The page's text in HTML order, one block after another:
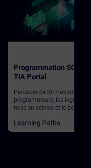
Programmation SCL
TIA Portal
Parcours de formation pour
programmeurs, les
mise en service et le
Learning Paths